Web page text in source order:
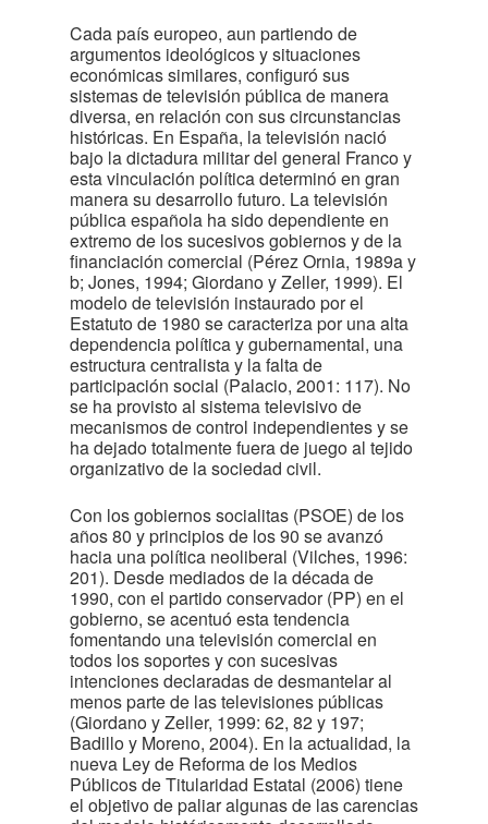
Cada país europeo, aun partiendo de
argumentos ideológicos y situaciones
económicas similares, configuró sus
sistemas de televisión pública de manera
diversa, en relación con sus circunstancias
históricas. En España, la televisión nació
bajo la dictadura militar del general Franco y
esta vinculación política determinó en gran
manera su desarrollo futuro. La televisión
pública española ha sido dependiente en
extremo de los sucesivos gobiernos y de la
financiación comercial (Pérez Ornia, 1989a y
b; Jones, 1994; Giordano y Zeller, 1999). El
modelo de televisión instaurado por el
Estatuto de 1980 se caracteriza por una alta
dependencia política y gubernamental, una
estructura centralista y la falta de
participación social (Palacio, 2001: 117). No
se ha provisto al sistema televisivo de
mecanismos de control independientes y se
ha dejado totalmente fuera de juego al tejido
organizativo de la sociedad civil.
Con los gobiernos socialitas (PSOE) de los
años 80 y principios de los 90 se avanzó
hacia una política neoliberal (Vilches, 1996:
201). Desde mediados de la década de
1990, con el partido conservador (PP) en el
gobierno, se acentuó esta tendencia
fomentando una televisión comercial en
todos los soportes y con sucesivas
intenciones declaradas de desmantelar al
menos parte de las televisiones públicas
(Giordano y Zeller, 1999: 62, 82 y 197;
Badillo y Moreno, 2004). En la actualidad, la
nueva Ley de Reforma de los Medios
Públicos de Titularidad Estatal (2006) tiene
el objetivo de paliar algunas de las carencias